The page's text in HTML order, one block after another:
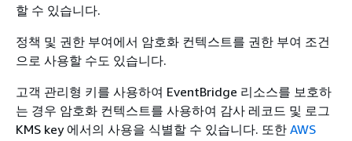
할 수 있습니다.
정책 및 권한 부여에서 암호화 컨텍스트를 권한 부여 조건
으로 사용할 수도 있습니다.
고객 관리형 키를 사용하여 EventBridge 리소스를 보호하
는 경우 암호화 컨텍스트를 사용하여 감사 레코드 및 로그
KMS key 에서의 사용을 식별할 수 있습니다. 또한 AWS